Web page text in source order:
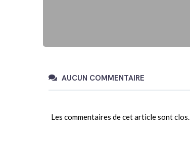
AUCUN COMMENTAIRE
Les commentaires de cet article sont clos.